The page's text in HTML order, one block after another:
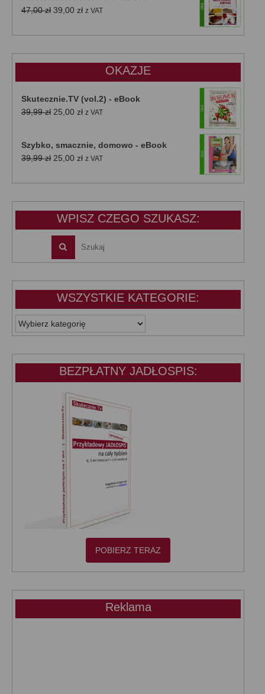
47,00zł Pierwotna
wynosiła:
39,00 złAktualna
wynosi:
z VAT
OKAZJE
Skutecznie.TV (vol.2) - eBook
39,99zł Pierwotna
39,99 zł.
25,00 złAktualna
25,00 zł.
z VAT
Szybko, smacznie, domowo - eBook
39,99zł Pierwotna
wynosiła:
25,00 złAktualna
wynosi:
z VAT
WPISZ CZEGO SZUKASZ:
WSZYSTKIE KATEGORIE:
WSZYSTKIE
KATEGORIE:
BEZPŁATNY JADŁOSPIS:
POBIERZ TERAZ
Reklama